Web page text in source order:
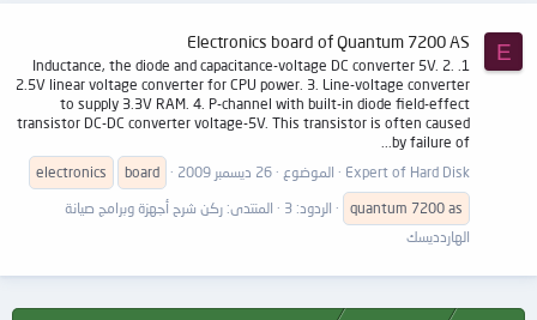
E
Electronics board of Quantum 7200 AS
1. Inductance, the diode and capacitance-voltage DC converter 5V. 2.
2.5V linear voltage converter for CPU power. 3. Line-voltage converter
to supply 3.3V RAM. 4. P-channel with built-in diode field-effect
transistor DC-DC converter voltage-5V. This transistor is often caused
by failure of...
Expert of Hard Disk
الموضوع 26 ديسمبر 2009 board
electronics
quantum 7200 as الردود: 3 المنتدى: ركن شرح أجهزة وبرامج صيانة
الهاردديسك